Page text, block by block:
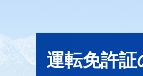
運転免許